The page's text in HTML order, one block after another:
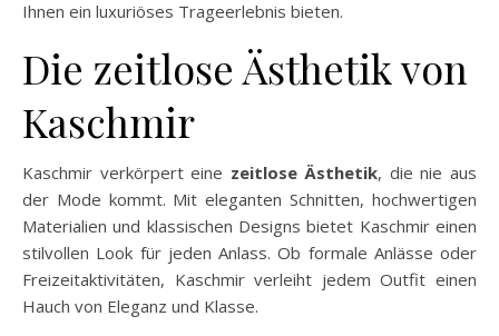
Ihnen ein luxuriöses Trageerlebnis bieten.
Die zeitlose Ästhetik von
Kaschmir
Kaschmir verkörpert eine zeitlose Ästhetik, die nie aus
der Mode kommt. Mit eleganten Schnitten, hochwertigen
Materialien und klassischen Designs bietet Kaschmir einen
stilvollen Look für jeden Anlass. Ob formale Anlässe oder
Freizeitaktivitäten, Kaschmir verleiht jedem Outfit einen
Hauch von Eleganz und Klasse.